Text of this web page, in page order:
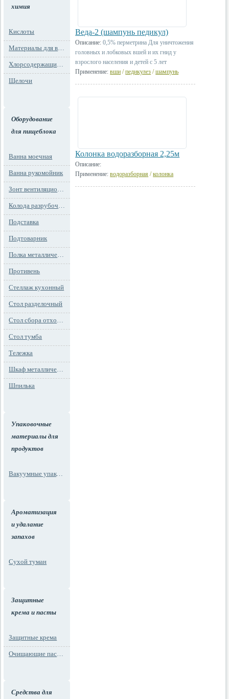
химия
Кислоты
Материалы для водоподготовки
Хлорсодержащие препараты
Щелочи
Оборудование
для пищеблока
Ванна моечная
Ванна рукомойник
Зонт вентиляционный
Колода разрубочная
Подставка
Подтоварник
Полка металлическая
Противень
Стеллаж кухонный
Стол разделочный
Стол сбора отходов
Стол тумба
Тележка
Шкаф металлический
Шпилька
Упаковочные
материалы для
продуктов
Вакуумные упаковки
Ароматизация
и удалание
запахов
Сухой туман
Защитные
крема и пасты
Защитные крема
Очищающие пасты для рук
Средства для
Веда-2 (шампунь педикул)
Описание: 0,5% перметрина Для уничтожения
головных и лобковых вшей и их гнид у
взрослого населения и детей с 5 лет
Применение: вши /педикулез /шампунь
Колонка водоразборная 2,25м
Описание:
Применение: водоразборная /колонка